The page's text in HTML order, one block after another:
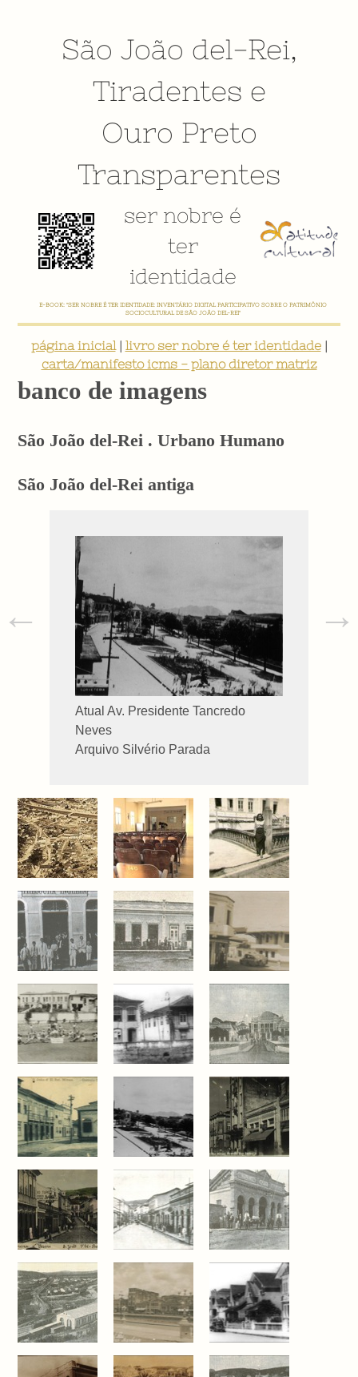
São João del-Rei,
Tiradentes e
Ouro Preto
Transparentes
ser nobre é
ter
identidade
CADASTRE AQUI A SUA AÇÃO CULTURAL, PESQUISA, PROJETO, PRODUTO, ENTIDADES, LIDERANÇAS, AGENDA
CULTURAL, ETC - CONTRIBUA, ATUALIZE, COMPARTILHE!
página inicial| livro ser nobre é ter identidade|
carta/manifesto icms - plano diretor matriz
banco de imagens
São João del-Rei . Urbano Humano
São João del-Rei antiga
Atual Av. Presidente Tancredo
Neves
Arquivo Silvério Parada
← →